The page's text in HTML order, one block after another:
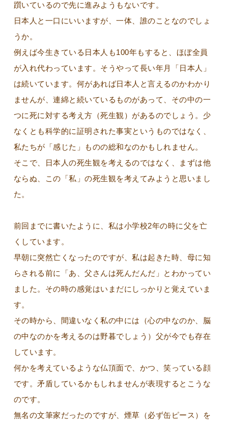
躓いているので先に進みようもないです。
日本人と一口にいいますが、一体、誰のことなのでしょ
うか。
例えば今生きている日本人も100年もすると、ほぼ全員
が入れ代わっています。そうやって長い年月「日本人」
は続いています。何があれば日本人と言えるのかわかり
ませんが、連綿と続いているものがあって、その中の一
つに死に対する考え方（死生観）があるのでしょう。少
なくとも科学的に証明された事実というものではなく、
私たちが「感じた」ものの総和なのかもしれません。
そこで、日本人の死生観を考えるのではなく、まずは他
ならぬ、この「私」の死生観を考えてみようと思いまし
た。
前回までに書いたように、私は小学校2年の時に父を亡
くしています。
早朝に突然亡くなったのですが、私は起きた時、母に知
らされる前に「あ、父さんは死んだんだ」とわかってい
ました。その時の感覚はいまだにしっかりと覚えていま
す。
その時から、間違いなく私の中には（心の中なのか、脳
の中なのかを考えるのは野暮でしょう）父が今でも存在
しています。
何かを考えているような仏頂面で、かつ、笑っている顔
です。矛盾しているかもしれませんが表現するとこうな
のです。
無名の文筆家だったのですが、煙草（必ず缶ピース）を